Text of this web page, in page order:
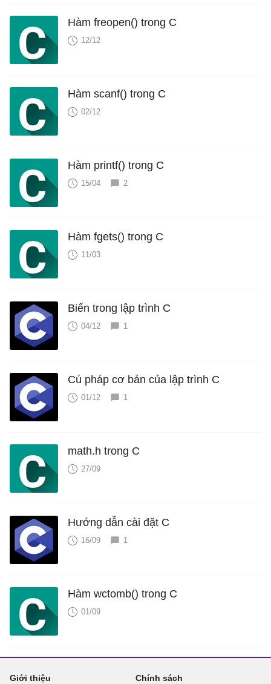
Hàm freopen() trong C
12/12
Hàm scanf() trong C
02/12
Hàm printf() trong C
15/04 2
Hàm fgets() trong C
11/03
Biến trong lập trình C
04/12 1
Cú pháp cơ bản của lập trình C
01/12 1
math.h trong C
27/09
Hướng dẫn cài đặt C
16/09 1
Hàm wctomb() trong C
01/09
Giới thiệu Chính sách